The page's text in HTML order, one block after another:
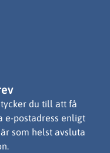
du till att få
e-postadress enligt
som helst avsluta